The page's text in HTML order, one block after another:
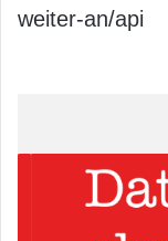
weiter-an/api